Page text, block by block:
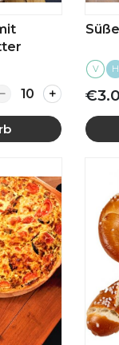
Salatfor
V H